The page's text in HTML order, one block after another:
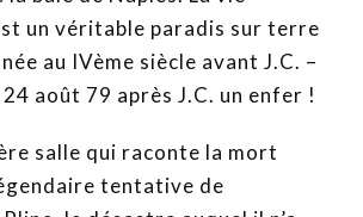
un véritable paradis sur terre
au IVème siècle avant J.C. –
août 79 après J.C. un enfer !
salle qui raconte la mort
tentative de